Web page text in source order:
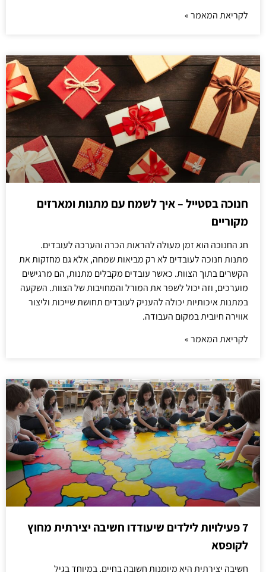
לקריאת המאמר »
חנוכה בסטייל – איך לשמח עם מתנות ומארזים
מקוריים
חג החנוכה הוא זמן מעולה להראות הכרה והערכה לעובדים.
מתנות חנוכה לעובדים לא רק מביאות שמחה, אלא גם מחזקות את
הקשרים בתוך הצוות. כאשר עובדים מקבלים מתנות, הם מרגישים
מוערכים, וזה יכול לשפר את המורל והמחויבות של הצוות. השקעה
במתנות איכותיות יכולה להעניק לעובדים תחושת שייכות וליצור
אווירה חיובית במקום העבודה.
לקריאת המאמר »
7 פעילויות לילדים שיעודדו חשיבה יצירתית מחוץ
לקופסא
חשיבה יצירתית היא מיומנות חשובה בחיים, במיוחד בגיל